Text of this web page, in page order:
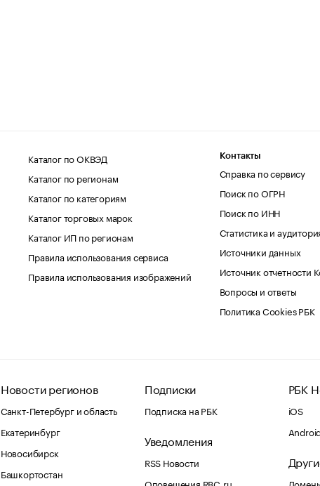
Каталог по ОКВЭД
Каталог по регионам
Каталог по категориям
Каталог торговых марок
Каталог ИП по регионам
Правила использования сервиса
Правила использования изображений
Контакты
Справка по сервису
Поиск по ОГРН
Поиск по ИНН
Статистика и
Источники данных
Источник отчетности
Вопросы и ответы
Политика Cookies РБК
Новости регионов
Санкт-Петербург и область
Екатеринбург
Новосибирск
Башкортостан
Подписки
Подписка на РБК
Уведомления
RSS Новости
Оповещения RBC.ru
РБК
iOS